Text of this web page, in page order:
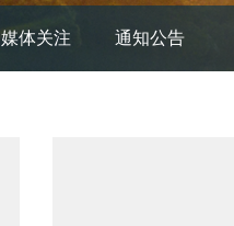
媒体关注 通知公告